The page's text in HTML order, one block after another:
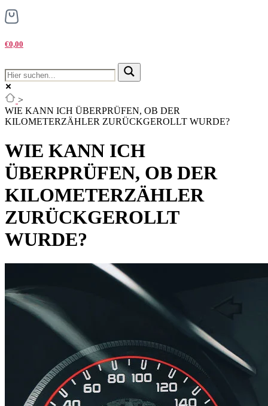
€0,00
>
WIE KANN ICH ÜBERPRÜFEN, OB DER
KILOMETERZÄHLER ZURÜCKGEROLLT WURDE?
WIE KANN ICH
ÜBERPRÜFEN, OB DER
KILOMETERZÄHLER
ZURÜCKGEROLLT
WURDE?